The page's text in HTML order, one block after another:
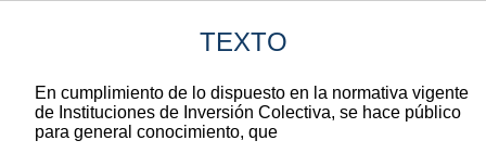
TEXTO
En cumplimiento de lo dispuesto en la normativa vigente
de Instituciones de Inversión Colectiva, se hace público
para general conocimiento, que